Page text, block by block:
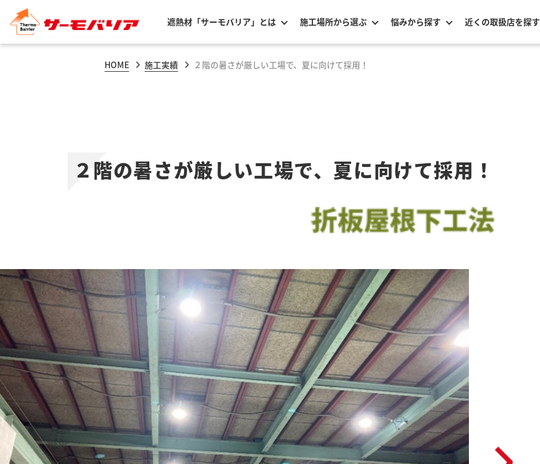
遮熱材「サーモバリア」とは 施工場所から選ぶ 悩みから探す 近くの取扱店を探す
HOME 施工実績 ２階の暑さが厳しい工場で、夏に向けて採用！
２階の暑さが厳しい工場で、夏に向けて採用！